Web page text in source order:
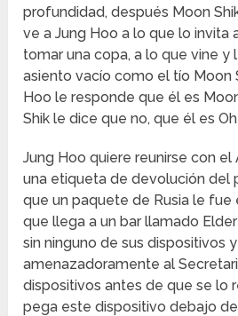
profundidad, después Moon
ve a Jung Hoo a lo que lo invita
tomar una copa, a lo que vine y
asiento vacío como el tío Moon
Hoo le responde que él es
Shik le dice que no, que él es
Jung Hoo quiere reunirse con
una etiqueta de devolución del
que un paquete de Rusia le fue
que llega a un bar llamado
sin ninguno de sus dispositivos
amenazadoramente al
dispositivos antes de que se lo
pega este dispositivo debajo